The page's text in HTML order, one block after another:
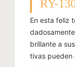
RY-
En esta feliz
brillante a
tivas pueden